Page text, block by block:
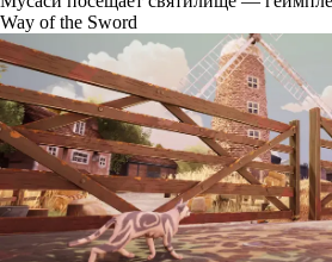
Way of the Sword